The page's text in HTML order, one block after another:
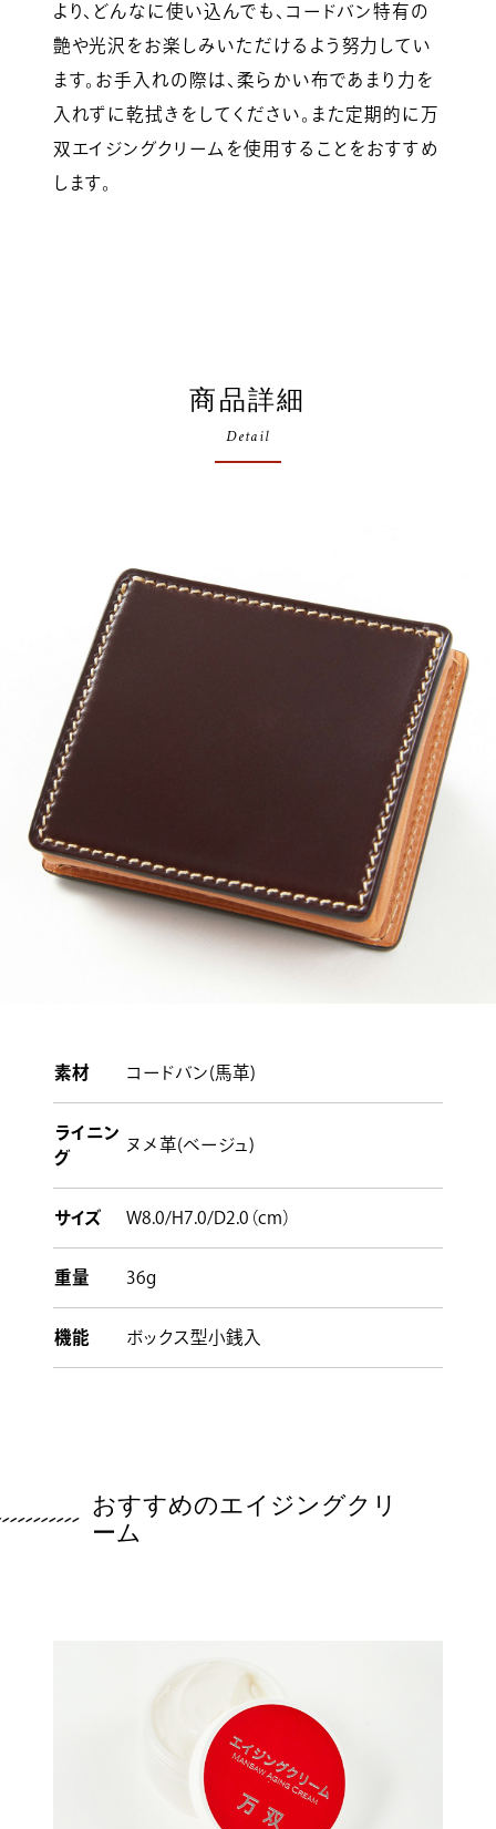
より、どんなに使い込んでも、コードバン特有の
艶や光沢をお楽しみいただけるよう努力してい
ます。お手入れの際は、柔らかい布であまり力を
入れずに乾拭きをしてください。また定期的に万
双エイジングクリームを使用することをおすすめ
します。
商品詳細
Detail
素材 コードバン(馬革)
ライニン
グ
ヌメ革(ベージュ)
サイズ W8.0/H7.0/D2.0（cm）
重量 36g
機能 ボックス型小銭入
おすすめのエイジングクリ
ーム